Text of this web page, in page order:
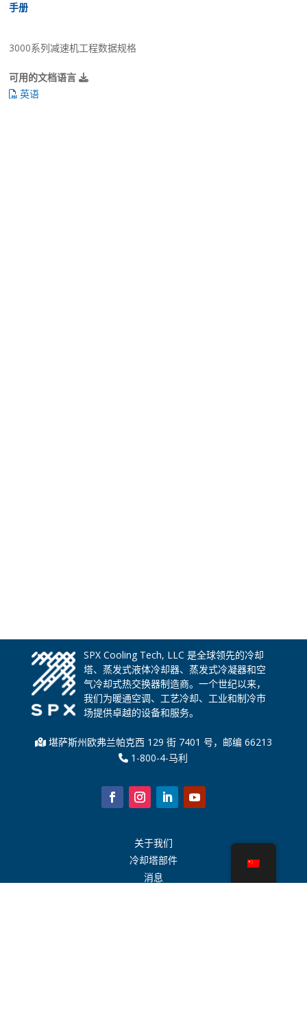
手册
3000系列减速机工程数据规格
可用的文档语言
英语
SPX Cooling Tech, LLC 是全球领先的冷却
塔、蒸发式液体冷却器、蒸发式冷凝器和空
气冷却式热交换器制造商。一个世纪以来，
我们为暖通空调、工艺冷却、工业和制冷市
场提供卓越的设备和服务。
堪萨斯州欧弗兰帕克西 129 街 7401 号，邮编 66213
1-800-4-马利
关于我们
冷却塔部件
消息